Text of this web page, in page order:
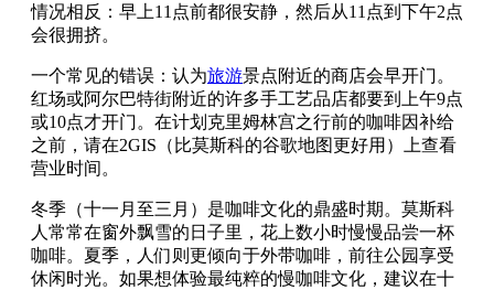
情况相反：早上11点前都很安静，然后从11点到下午2点
会很拥挤。
一个常见的错误：认为旅游景点附近的商店会早开门。
红场或阿尔巴特街附近的许多手工艺品店都要到上午9点
或10点才开门。在计划克里姆林宫之行前的咖啡因补给
之前，请在2GIS（比莫斯科的谷歌地图更好用）上查看
营业时间。
冬季（十一月至三月）是咖啡文化的鼎盛时期。莫斯科
人常常在窗外飘雪的日子里，花上数小时慢慢品尝一杯
咖啡。夏季，人们则更倾向于外带咖啡，前往公园享受
休闲时光。如果想体验最纯粹的慢咖啡文化，建议在十